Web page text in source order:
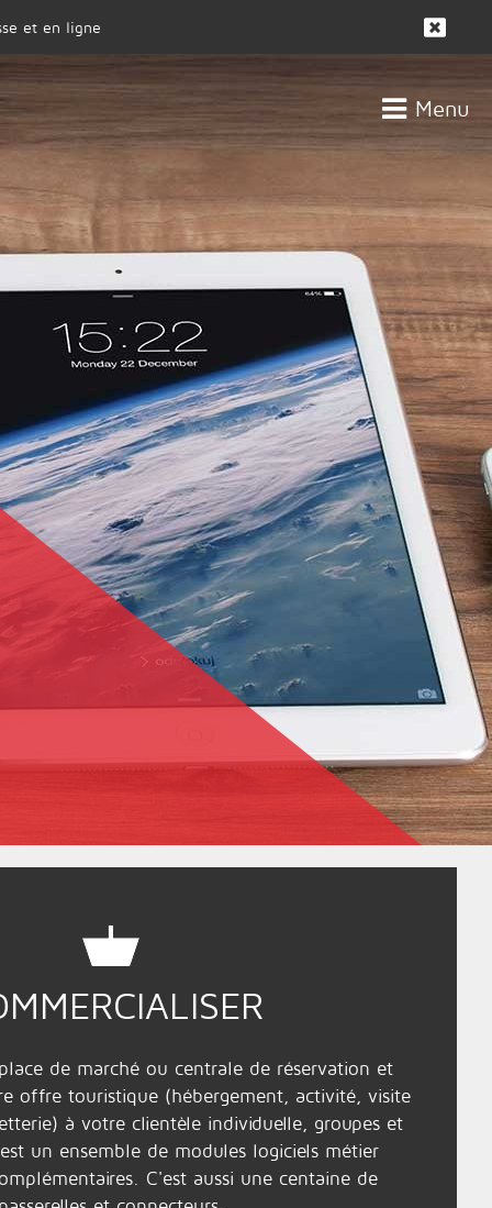
et en ligne
Menu
CLIENTS ACTUALITÉS
place de marchéou centrale de réservation et
offre touristique (hébergement, activité, visite
) à votre clientèle individuelle, groupes et
un ensemble de modules logiciels métier
C'est aussi une centaine de